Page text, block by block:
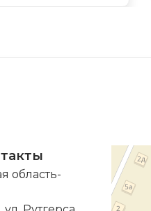
область-